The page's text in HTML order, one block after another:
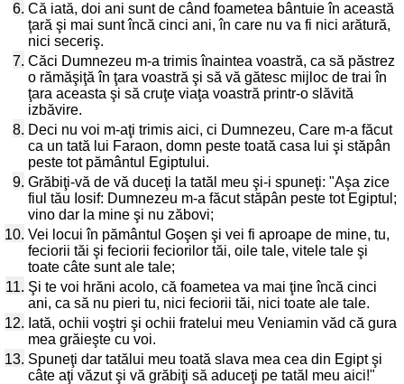
6. Că iată, doi ani sunt de când foametea bântuie în această
ţară şi mai sunt încă cinci ani, în care nu va fi nici arătură,
nici seceriş.
7. Căci Dumnezeu m-a trimis înaintea voastră, ca să păstrez
o rămăşiţă în ţara voastră şi să vă gătesc mijloc de trai în
ţara aceasta şi să cruţe viaţa voastră printr-o slăvită
izbăvire.
8. Deci nu voi m-aţi trimis aici, ci Dumnezeu, Care m-a făcut
ca un tată lui Faraon, domn peste toată casa lui şi stăpân
peste tot pământul Egiptului.
9. Grăbiţi-vă de vă duceţi la tatăl meu şi-i spuneţi: "Aşa zice
fiul tău Iosif: Dumnezeu m-a făcut stăpân peste tot Egiptul;
vino dar la mine şi nu zăbovi;
10. Vei locui în pământul Goşen şi vei fi aproape de mine, tu,
feciorii tăi şi feciorii feciorilor tăi, oile tale, vitele tale şi
toate câte sunt ale tale;
11. Şi te voi hrăni acolo, că foametea va mai ţine încă cinci
ani, ca să nu pieri tu, nici feciorii tăi, nici toate ale tale.
12. Iată, ochii voştri şi ochii fratelui meu Veniamin văd că gura
mea grăieşte cu voi.
13. Spuneţi dar tatălui meu toată slava mea cea din Egipt şi
câte aţi văzut şi vă grăbiţi să aduceţi pe tatăl meu aici!"